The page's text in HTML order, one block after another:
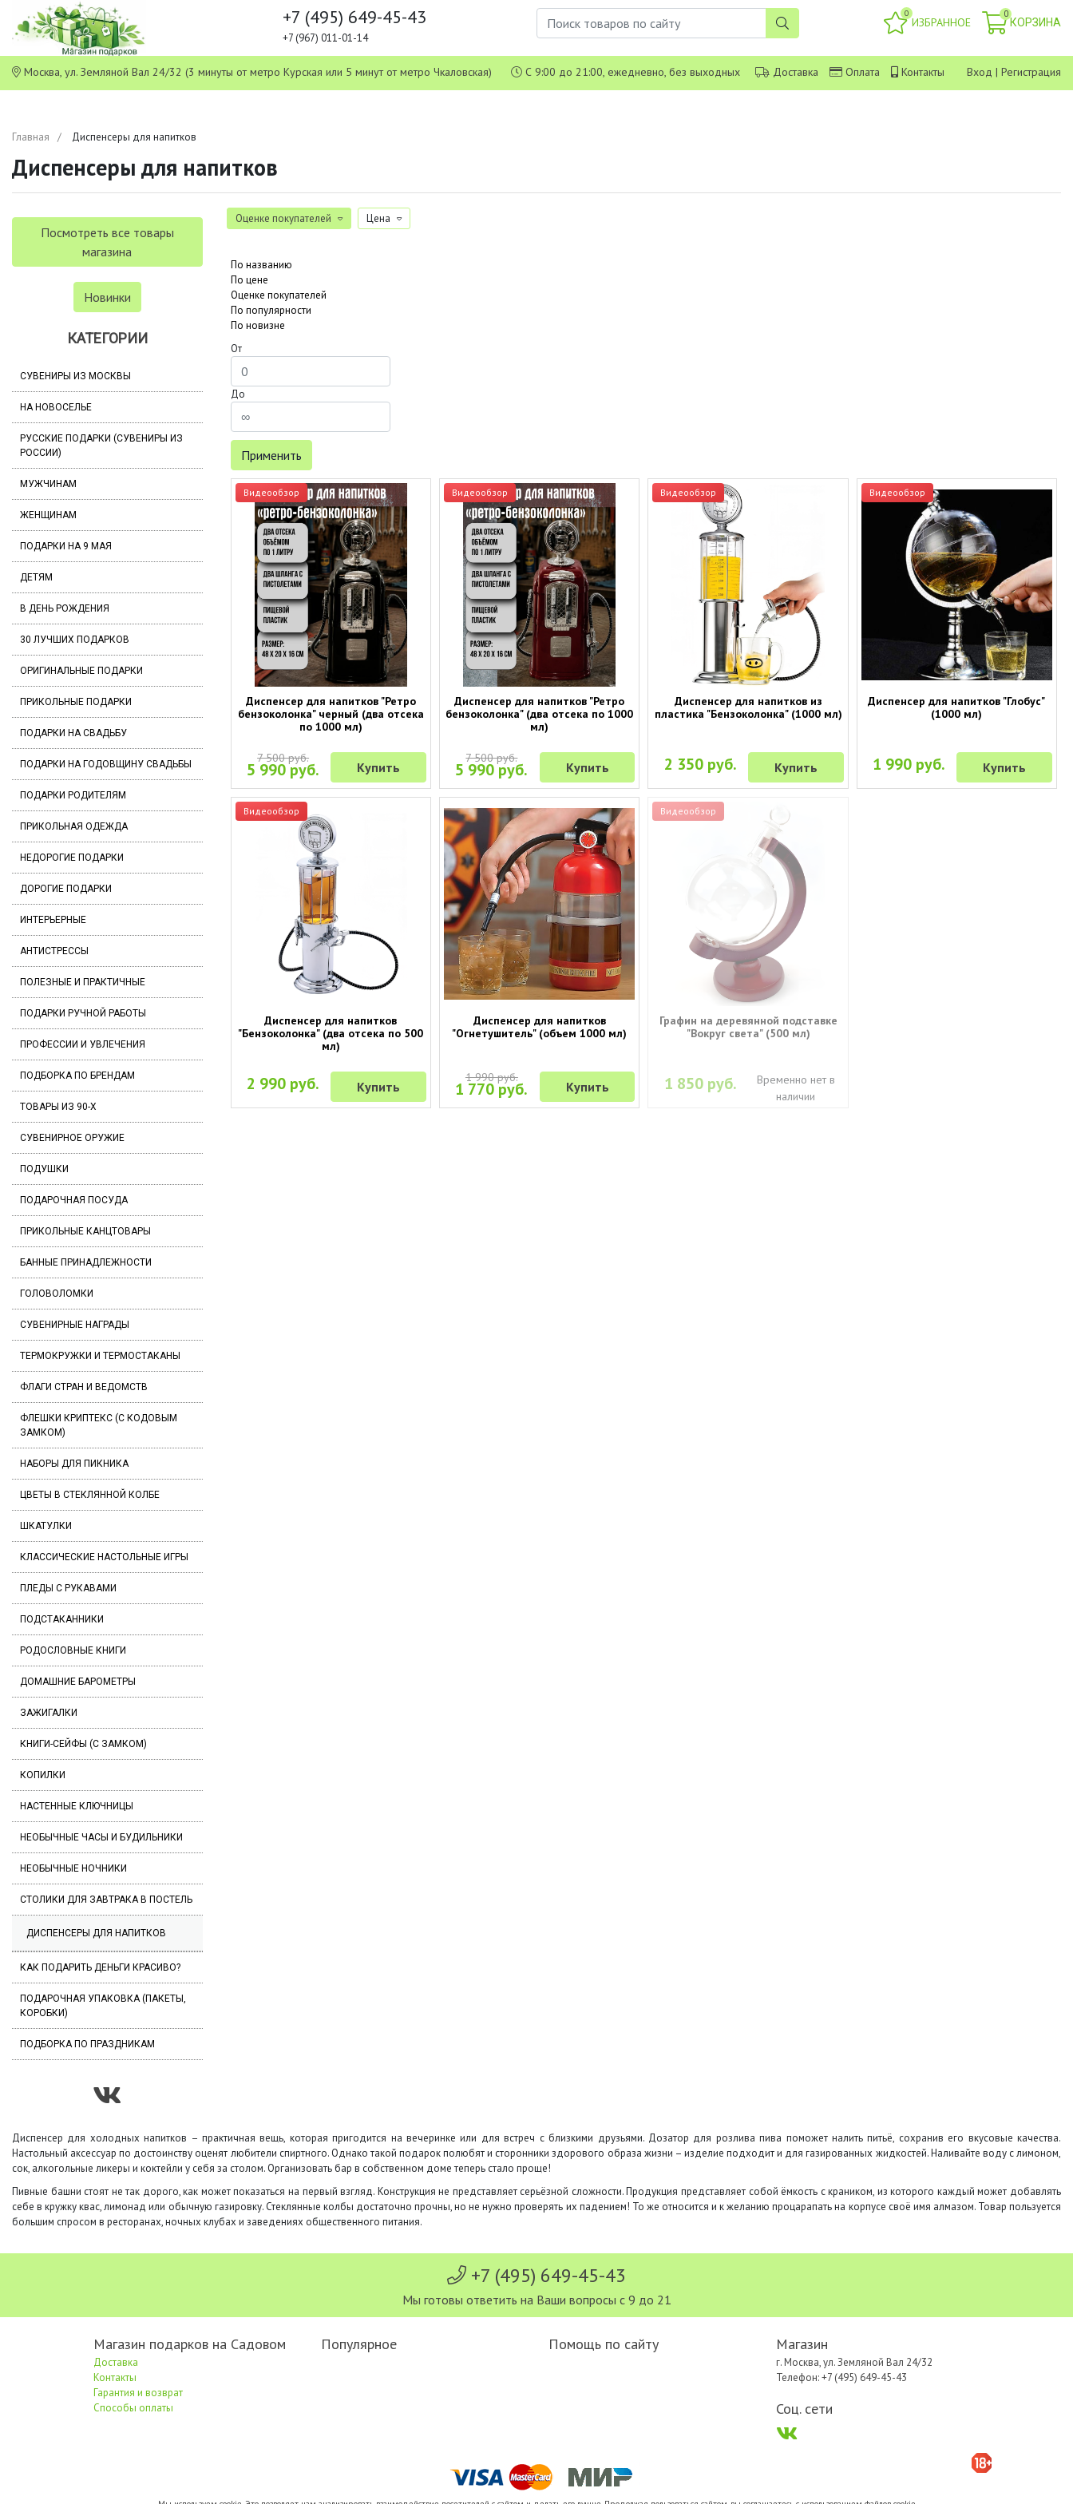
+7 (495) 649-45-43
+7 (967) 011-01-14
0
ИЗБРАННОЕ
0
КОРЗИНА
Москва, ул. Земляной Вал 24/32 (3 минуты от метро Курская или 5 минут от метро Чкаловская) С 9:00 до 21:00, ежедневно, без выходных Доставка Оплата Контакты Вход | Регистрация
Главная Диспенсеры для напитков
Диспенсеры для напитков
Посмотреть все товары
магазина
Новинки
КАТЕГОРИИ
СУВЕНИРЫ ИЗ МОСКВЫ
НА НОВОСЕЛЬЕ
РУССКИЕ ПОДАРКИ (СУВЕНИРЫ ИЗ
РОССИИ)
МУЖЧИНАМ
ЖЕНЩИНАМ
ПОДАРКИ НА 9 МАЯ
ДЕТЯМ
В ДЕНЬ РОЖДЕНИЯ
30 ЛУЧШИХ ПОДАРКОВ
ОРИГИНАЛЬНЫЕ ПОДАРКИ
ПРИКОЛЬНЫЕ ПОДАРКИ
ПОДАРКИ НА СВАДЬБУ
ПОДАРКИ НА ГОДОВЩИНУ СВАДЬБЫ
ПОДАРКИ РОДИТЕЛЯМ
ПРИКОЛЬНАЯ ОДЕЖДА
НЕДОРОГИЕ ПОДАРКИ
ДОРОГИЕ ПОДАРКИ
ИНТЕРЬЕРНЫЕ
АНТИСТРЕССЫ
ПОЛЕЗНЫЕ И ПРАКТИЧНЫЕ
ПОДАРКИ РУЧНОЙ РАБОТЫ
ПРОФЕССИИ И УВЛЕЧЕНИЯ
ПОДБОРКА ПО БРЕНДАМ
ТОВАРЫ ИЗ 90-Х
СУВЕНИРНОЕ ОРУЖИЕ
ПОДУШКИ
ПОДАРОЧНАЯ ПОСУДА
ПРИКОЛЬНЫЕ КАНЦТОВАРЫ
БАННЫЕ ПРИНАДЛЕЖНОСТИ
ГОЛОВОЛОМКИ
СУВЕНИРНЫЕ НАГРАДЫ
ТЕРМОКРУЖКИ И ТЕРМОСТАКАНЫ
ФЛАГИ СТРАН И ВЕДОМСТВ
ФЛЕШКИ КРИПТЕКС (С КОДОВЫМ
ЗАМКОМ)
НАБОРЫ ДЛЯ ПИКНИКА
ЦВЕТЫ В СТЕКЛЯННОЙ КОЛБЕ
ШКАТУЛКИ
КЛАССИЧЕСКИЕ НАСТОЛЬНЫЕ ИГРЫ
ПЛЕДЫ С РУКАВАМИ
ПОДСТАКАННИКИ
РОДОСЛОВНЫЕ КНИГИ
ДОМАШНИЕ БАРОМЕТРЫ
ЗАЖИГАЛКИ
КНИГИ-СЕЙФЫ (С ЗАМКОМ)
КОПИЛКИ
НАСТЕННЫЕ КЛЮЧНИЦЫ
НЕОБЫЧНЫЕ ЧАСЫ И БУДИЛЬНИКИ
НЕОБЫЧНЫЕ НОЧНИКИ
СТОЛИКИ ДЛЯ ЗАВТРАКА В ПОСТЕЛЬ
ДИСПЕНСЕРЫ ДЛЯ НАПИТКОВ
КАК ПОДАРИТЬ ДЕНЬГИ КРАСИВО?
ПОДАРОЧНАЯ УПАКОВКА (ПАКЕТЫ,
КОРОБКИ)
ПОДБОРКА ПО ПРАЗДНИКАМ
Оценке покупателей Цена
По названию
По цене
Оценке покупателей
По популярности
По новизне
От
До
Применить
Видеообзор
Диспенсер для напитков "Ретро
бензоколонка" черный (два отсека
по 1000 мл)
7 500 руб.
5 990 руб. Купить
Видеообзор
Диспенсер для напитков "Ретро
бензоколонка" (два отсека по 1000
мл)
7 500 руб.
5 990 руб. Купить
Видеообзор
Диспенсер для напитков из
пластика "Бензоколонка" (1000 мл)
2 350 руб. Купить
Видеообзор
Диспенсер для напитков "Глобус"
(1000 мл)
1 990 руб. Купить
Видеообзор
Диспенсер для напитков
"Бензоколонка" (два отсека по 500
мл)
2 990 руб. Купить
Диспенсер для напитков
"Огнетушитель" (объем 1000 мл)
1 990 руб.
1 770 руб. Купить
Видеообзор
Графин на деревянной подставке
"Вокруг света" (500 мл)
1 850 руб.
Временно нет в
наличии
Диспенсер для холодных напитков – практичная вещь, которая пригодится на вечеринке или для встреч с близкими друзьями. Дозатор для розлива пива поможет налить питьё, сохранив его вкусовые качества.
Настольный аксессуар по достоинству оценят любители спиртного. Однако такой подарок полюбят и сторонники здорового образа жизни – изделие подходит и для газированных жидкостей. Наливайте воду с лимоном,
сок, алкогольные ликеры и коктейли у себя за столом. Организовать бар в собственном доме теперь стало проще!
Пивные башни стоят не так дорого, как может показаться на первый взгляд. Конструкция не представляет серьёзной сложности. Продукция представляет собой ёмкость с краником, из которого каждый может добавлять
себе в кружку квас, лимонад или обычную газировку. Стеклянные колбы достаточно прочны, но не нужно проверять их падением! То же относится и к желанию процарапать на корпусе своё имя алмазом. Товар пользуется
большим спросом в ресторанах, ночных клубах и заведениях общественного питания.
+7 (495) 649-45-43
Мы готовы ответить на Ваши вопросы с 9 до 21
Магазин подарков на Садовом
Доставка
Контакты
Гарантия и возврат
Способы оплаты
Популярное Помощь по сайту Магазин
г. Москва, ул. Земляной Вал 24/32
Телефон: +7 (495) 649-45-43
Соц. сети